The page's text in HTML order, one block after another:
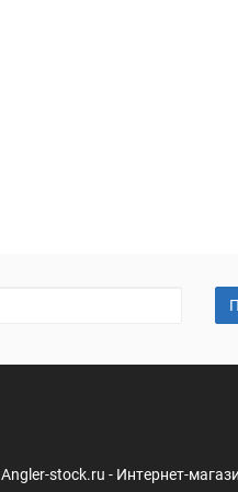
Angler-stock.ru - Интернет-